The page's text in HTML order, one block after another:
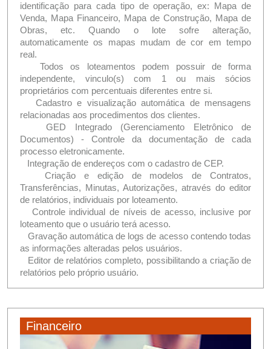
identificação para cada tipo de operação, ex: Mapa de
Venda, Mapa Financeiro, Mapa de Construção, Mapa de
Obras, etc. Quando o lote sofre alteração,
automaticamente os mapas mudam de cor em tempo
real.
Todos os loteamentos podem possuir de forma
independente, vinculo(s) com 1 ou mais sócios
proprietários com percentuais diferentes entre si.
Cadastro e visualização automática de mensagens
relacionadas aos procedimentos dos clientes.
GED Integrado (Gerenciamento Eletrônico de
Documentos) - Controle da documentação de cada
processo eletronicamente.
Integração de endereços com o cadastro de CEP.
Criação e edição de modelos de Contratos,
Transferências, Minutas, Autorizações, através do editor
de relatórios, individuais por loteamento.
Controle individual de níveis de acesso, inclusive por
loteamento que o usuário terá acesso.
Gravação automática de logs de acesso contendo todas
as informações alteradas pelos usuários.
Editor de relatórios completo, possibilitando a criação de
relatórios pelo próprio usuário.
Financeiro